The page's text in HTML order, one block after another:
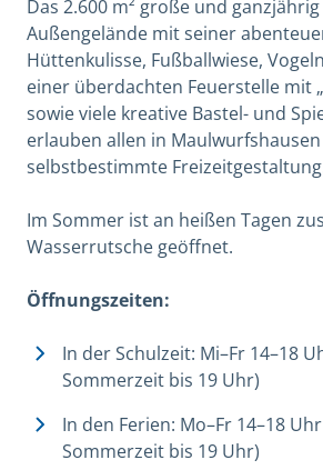
Das 2.600 m² große und
Außengelände mit seiner
Hüttenkulisse, Fußballwiese,
einer überdachten Feuerstelle mit
sowie viele kreative Bastel- und
erlauben allen in
selbstbestimmte
Im Sommer ist an heißen Tagen
Wasserrutsche geöffnet.
Öffnungszeiten:
In der Schulzeit: Mi–Fr 14–18
Sommerzeit bis 19 Uhr)
In den Ferien: Mo–Fr 14–18
Sommerzeit bis 19 Uhr)